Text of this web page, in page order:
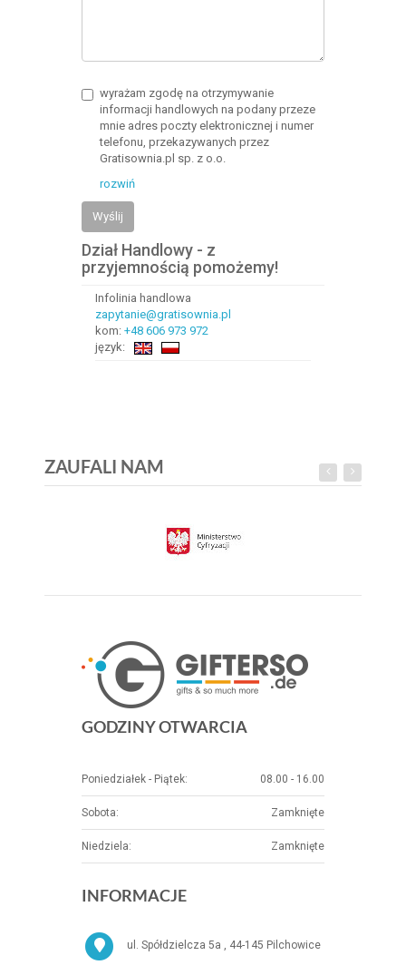
wyrażam zgodę na otrzymywanie
informacji handlowych na podany przeze
mnie adres poczty elektronicznej i numer
telefonu, przekazywanych przez
Gratisownia.pl sp. z o.o.
rozwiń
Wyślij
Dział Handlowy - z
przyjemnością pomożemy!
Infolinia handlowa
zapytanie@gratisownia.pl
kom: +48 606 973 972
język:
ZAUFALI NAM
GODZINY OTWARCIA
Poniedziałek - Piątek: 08.00 - 16.00
Sobota: Zamknięte
Niedziela: Zamknięte
INFORMACJE
ul. Spółdzielcza 5a , 44-145 Pilchowice